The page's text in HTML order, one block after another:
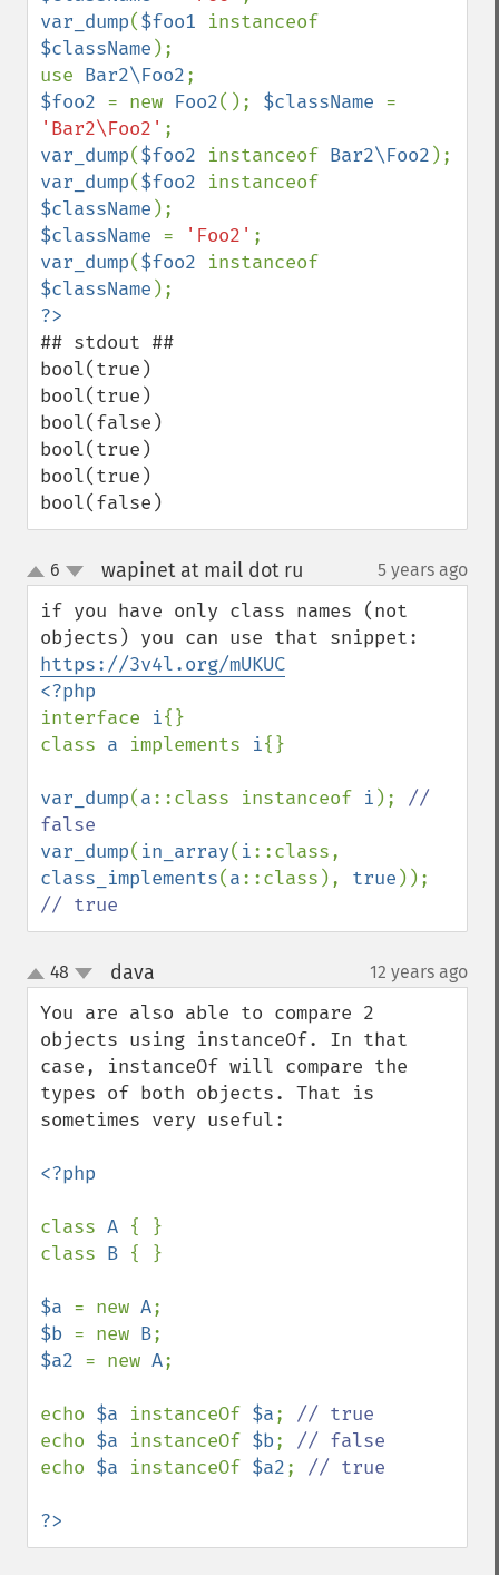
var_dump($foo1
$className );
use Bar2\Foo2
$foo2 = new Foo2(); $className
'Bar2\Foo2'
var_dump($foo2 instanceof Bar2\Foo2
var_dump($foo2
$className
$className = 'Foo2'
var_dump($foo2
$className
## stdout ##
bool(true)
bool(true)
bool(false)
bool(true)
bool(true)
bool(false)
up
down
6 wapinet at mail dot ru 5 years ago
if you have only class names (not
https://3v4l.org/mUKUC
interface i{}
class a implements i{}
var_dump(a::class instanceof i ); //
var_dump( in_array( i
class_implements(a::class), true
// true
up
down
48 dava 12 years ago
You are also able to compare 2
objects using instanceOf. In that
case, instanceOf will compare the
types of both objects. That is
sometimes very useful:
<?php
class A { }
class B { }
$a = new A
$b = new B
$a2 = new A;
echo $a instanceOf $a;
echo $a instanceOf $b;
echo $a instanceOf $a2; // true
?>